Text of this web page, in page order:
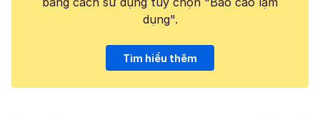
dụng".
Tìm hiểu thêm